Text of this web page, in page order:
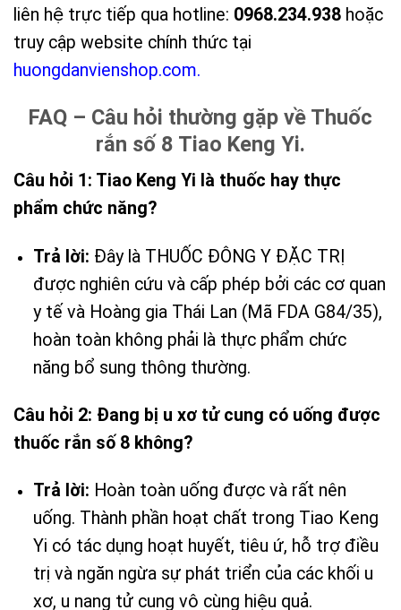
liên hệ trực tiếp qua hotline: 0968.234.938 hoặc
truy cập website chính thức tại
huongdanvienshop.com.
FAQ – Câu hỏi thường gặp về Thuốc
rắn số 8 Tiao Keng Yi.
Câu hỏi 1: Tiao Keng Yi là thuốc hay thực
phẩm chức năng?
Trả lời: Đây là THUỐC ĐÔNG Y ĐẶC TRỊ
được nghiên cứu và cấp phép bởi các cơ quan
y tế và Hoàng gia Thái Lan (Mã FDA G84/35),
hoàn toàn không phải là thực phẩm chức
năng bổ sung thông thường.
Câu hỏi 2: Đang bị u xơ tử cung có uống được
thuốc rắn số 8 không?
Trả lời: Hoàn toàn uống được và rất nên
uống. Thành phần hoạt chất trong Tiao Keng
Yi có tác dụng hoạt huyết, tiêu ứ, hỗ trợ điều
trị và ngăn ngừa sự phát triển của các khối u
xơ, u nang tử cung vô cùng hiệu quả.